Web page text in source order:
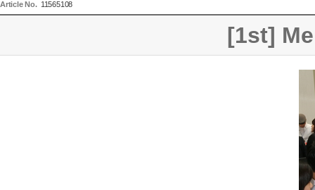
Article No. 11565108
[1st]